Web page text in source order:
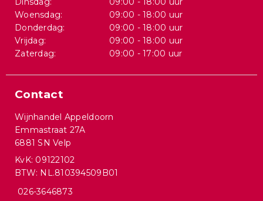
Woensdag:
09:00 - 18:00 uur
Donderdag:
09:00 - 18:00 uur
Vrijdag:
09:00 - 18:00 uur
Zaterdag:
09:00 - 17:00 uur
Contact
Wijnhandel Appeldoorn
Emmastraat 27A
6881 SN Velp
KvK: 09122102
BTW: NL.810394509B01
026-3646873